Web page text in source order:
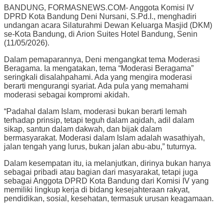
BANDUNG, FORMASNEWS.COM- Anggota Komisi IV
DPRD Kota Bandung Deni Nursani, S.Pd.I., menghadiri
undangan acara Silaturahmi Dewan Keluarga Masjid (DKM)
se-Kota Bandung, di Arion Suites Hotel Bandung, Senin
(11/05/2026).
Dalam pemaparannya, Deni mengangkat tema Moderasi
Beragama. Ia mengatakan, tema “Moderasi Beragama”
seringkali disalahpahami. Ada yang mengira moderasi
berarti mengurangi syariat. Ada pula yang memahami
moderasi sebagai kompromi akidah.
“Padahal dalam Islam, moderasi bukan berarti lemah
terhadap prinsip, tetapi teguh dalam aqidah, adil dalam
sikap, santun dalam dakwah, dan bijak dalam
bermasyarakat. Moderasi dalam Islam adalah wasathiyah,
jalan tengah yang lurus, bukan jalan abu-abu,” tuturnya.
Dalam kesempatan itu, ia melanjutkan, dirinya bukan hanya
sebagai pribadi atau bagian dari masyarakat, tetapi juga
sebagai Anggota DPRD Kota Bandung dari Komisi IV yang
memiliki lingkup kerja di bidang kesejahteraan rakyat,
pendidikan, sosial, kesehatan, termasuk urusan keagamaan.